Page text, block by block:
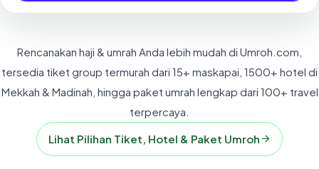
Rencanakan haji & umrah Anda lebih mudah di Umroh.com,
tersedia tiket group termurah dari 15+ maskapai, 1500+ hotel di
Mekkah & Madinah, hingga paket umrah lengkap dari 100+ travel
terpercaya.
Lihat Pilihan Tiket, Hotel & Paket Umroh